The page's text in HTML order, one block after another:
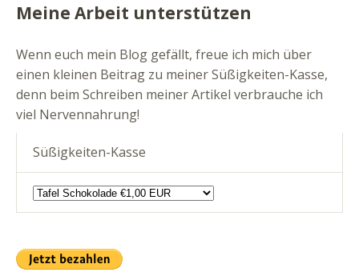
Meine Arbeit unterstützen
Wenn euch mein Blog gefällt, freue ich mich über
einen kleinen Beitrag zu meiner Süßigkeiten-Kasse,
denn beim Schreiben meiner Artikel verbrauche ich
viel Nervennahrung!
Süßigkeiten-Kasse